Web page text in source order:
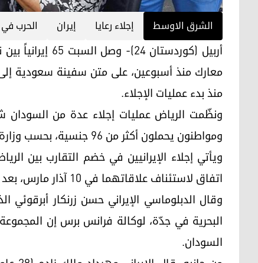
الشرق الاوسط إجلاء رعايا إيران الحرب
معارك منذ أسبوعين، على متن سفينة سعودية
منذ بدء عمليات الإجلاء.
ونظّمت الرياض عمليات إجلاء عدة من
ومواطنون يحملون أكثر من 96 جنسية، بحسب وزارة الخارجية السعودية.
ويأتي إجلاء الإيرانيين في خضم التقارب بين
اتفاق لاستئناف علاقاتهما في 10 آذار مارس، بعد قطيعة استمرّت سبع سنوات.
وقال الدبلوماسي الإيراني حسن زرنكار
السودان.